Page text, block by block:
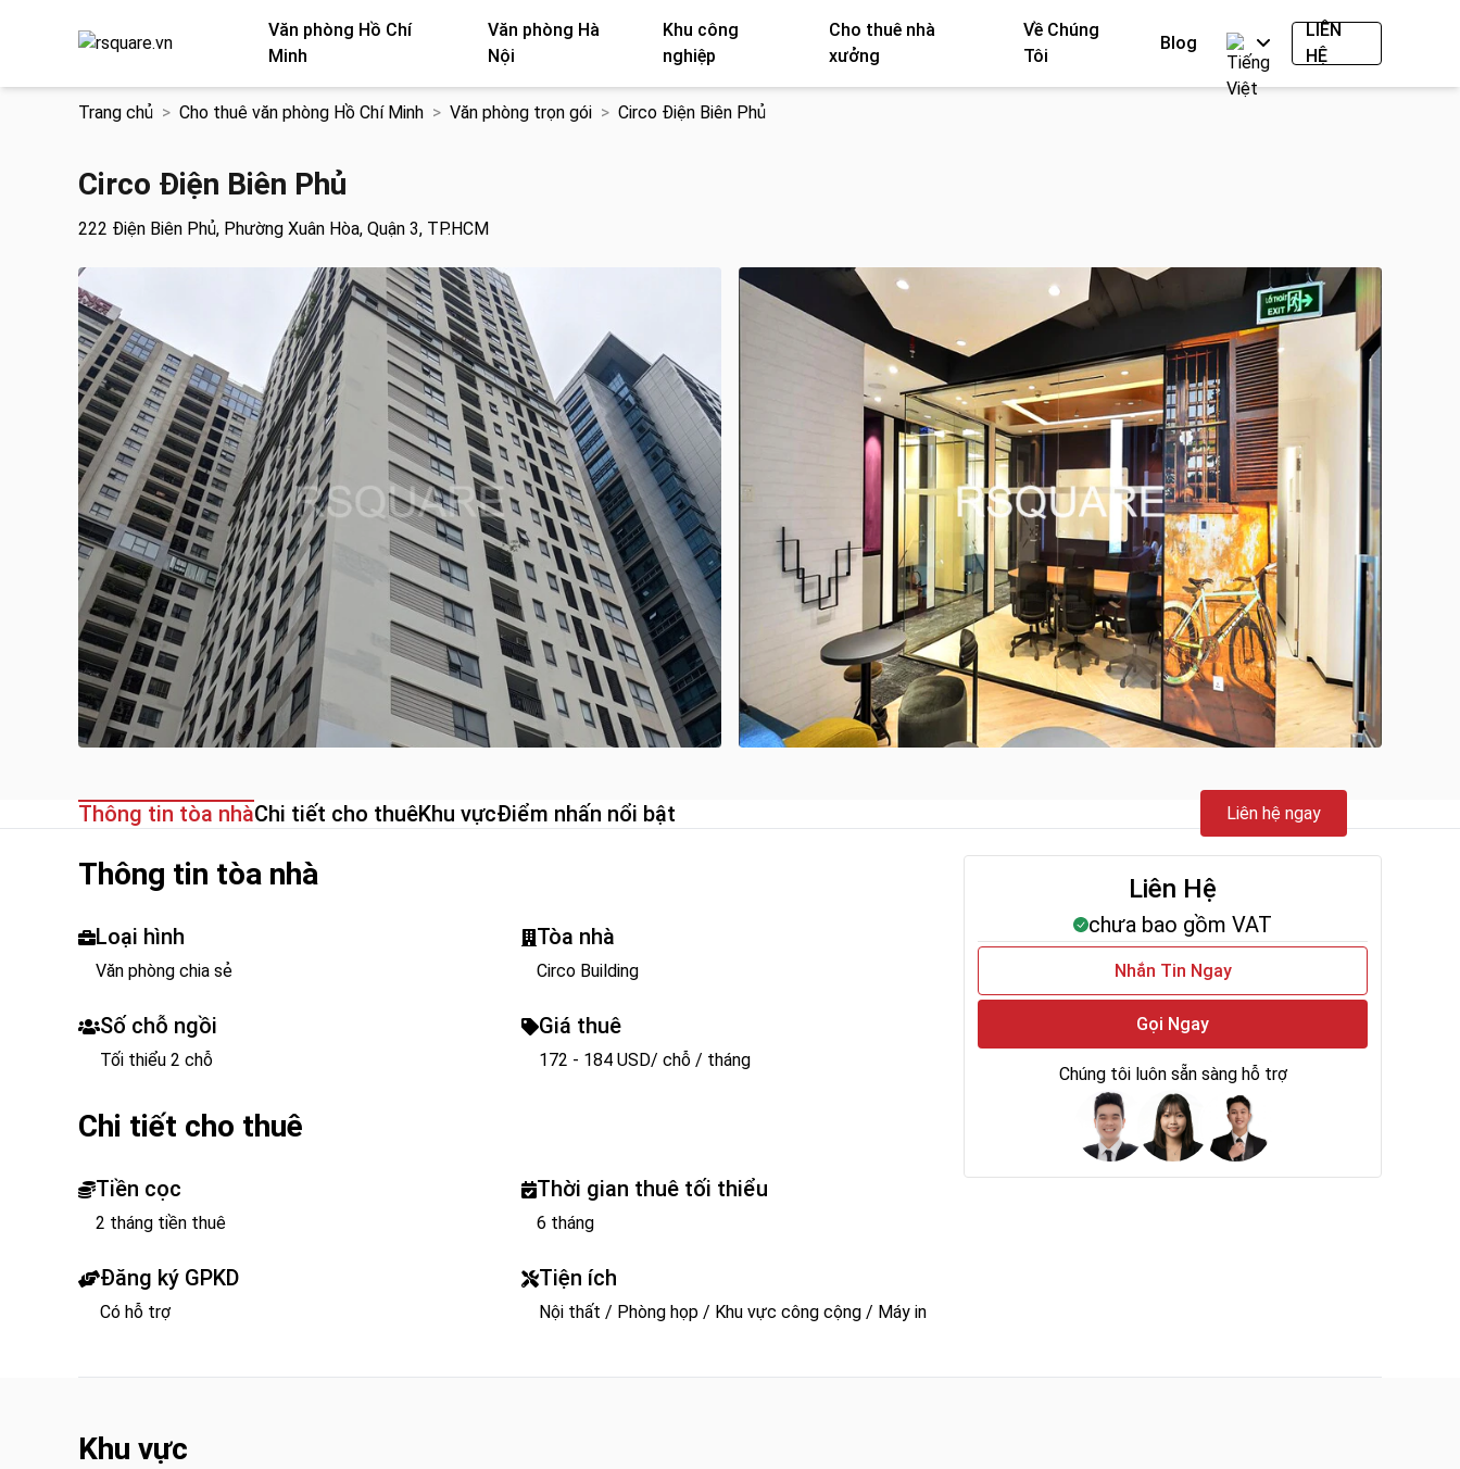
Văn phòng Hồ Chí
Minh
Văn phòng Hà
Nội
Khu công
nghiệp
Cho thuê nhà
xưởng
Về Chúng
Tôi
Blog
LIÊN
HỆ
Trang chủ Cho thuê văn phòng Hồ Chí Minh Văn phòng trọn gói Circo Điện Biên Phủ
Circo Điện Biên Phủ
222 Điện Biên Phủ, Phường Xuân Hòa, Quận 3, TP.HCM
Thông tin tòa nhàChi tiết cho thuêKhu vựcĐiểm nhấn nổi bật Liên hệ ngay
Thông tin tòa nhà
Loại hình
Văn phòng chia sẻ
Tòa nhà
Circo Building
Số chỗ ngồi
Tối thiểu 2 chỗ
Giá thuê
172 - 184 USD/ chỗ / tháng
Chi tiết cho thuê
Tiền cọc
2 tháng tiền thuê
Thời gian thuê tối thiểu
6 tháng
Đăng ký GPKD
Có hỗ trợ
Tiện ích
Nội thất / Phòng họp / Khu vực công cộng / Máy in
Liên Hệ
chưa bao gồm VAT
Nhắn Tin Ngay
Gọi Ngay
Chúng tôi luôn sẵn sàng hỗ trợ
Khu vực